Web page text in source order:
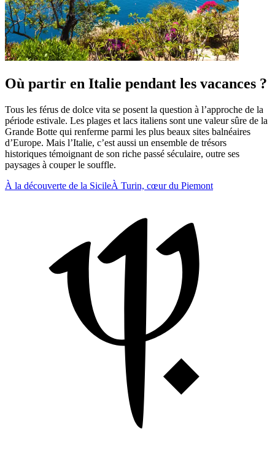
Où partir en Italie pendant les vacances ?
Tous les férus de dolce vita se posent la question à l’approche de la
période estivale. Les plages et lacs italiens sont une valeur sûre de la
Grande Botte qui renferme parmi les plus beaux sites balnéaires
d’Europe. Mais l’Italie, c’est aussi un ensemble de trésors
historiques témoignant de son riche passé séculaire, outre ses
paysages à couper le souffle.
À la découverte de la SicileÀ Turin, cœur du Piemont